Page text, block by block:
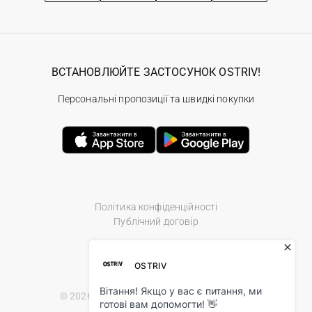
Політика конфіденційності
Публічний договір
© 2026 Ostriv.ua Store. All Rights Reserved.
ВСТАНОВЛЮЙТЕ ЗАСТОСУНОК OSTRIV!
Персональні пропозиції та швидкі покупки